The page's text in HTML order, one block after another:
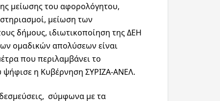
μείωσης του αφορολόγητου,
μείωση των
δήμους, ιδιωτικοποίηση της ΔΕΗ
ομαδικών απολύσεων είναι
που περιλαμβάνει το
η Κυβέρνηση ΣΥΡΙΖΑ-ΑΝΕΛ.
σύμφωνα με τα